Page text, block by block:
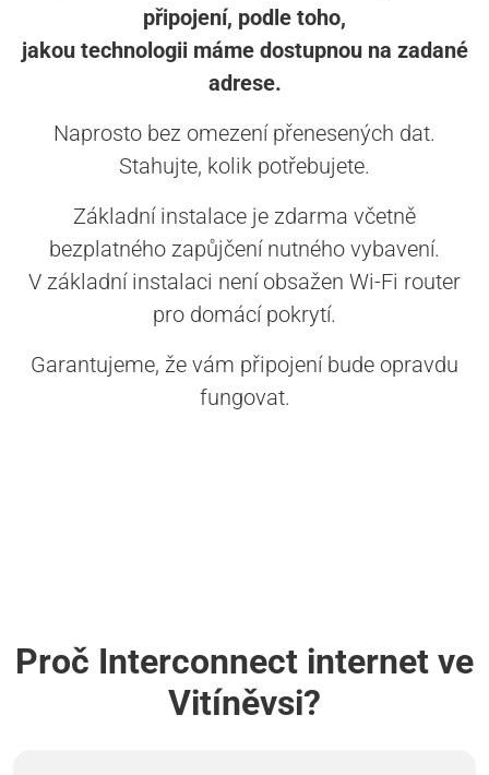
připojení, podle toho,
jakou technologii máme dostupnou na zadané
adrese.
Naprosto bez omezení přenesených dat.
Stahujte, kolik potřebujete.
Základní instalace je zdarma včetně
bezplatného zapůjčení nutného vybavení.
V základní instalaci není obsažen Wi-Fi router
pro domácí pokrytí.
Garantujeme, že vám připojení bude opravdu
fungovat.
Proč Interconnect internet ve
Vitíněvsi?